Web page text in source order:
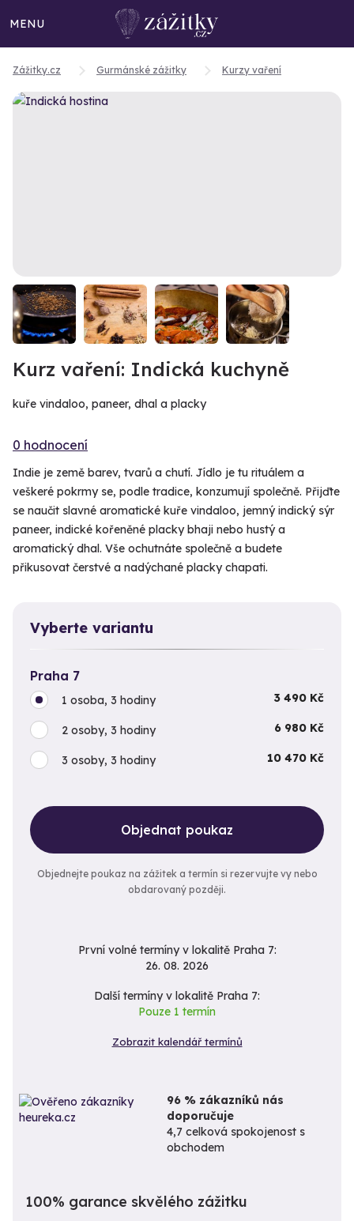
MENU
Zážitky.cz Gurmánské zážitky Kurzy vaření
Kurz vaření: Indická kuchyně
kuře vindaloo, paneer, dhal a placky
0 hodnocení
Indie je země barev, tvarů a chutí. Jídlo je tu rituálem a
veškeré pokrmy se, podle tradice, konzumují společně. Přijďte
se naučit slavné aromatické kuře vindaloo, jemný indický sýr
paneer, indické kořeněné placky bhaji nebo hustý a
aromatický dhal. Vše ochutnáte společně a budete
přikusovat čerstvé a nadýchané placky chapati.
Vyberte variantu
Praha 7
1 osoba, 3 hodiny 3 490 Kč
2 osoby, 3 hodiny 6 980 Kč
3 osoby, 3 hodiny 10 470 Kč
Objednat poukaz
Objednejte poukaz na zážitek a termín si rezervujte vy nebo
obdarovaný později.
První volné termíny v lokalitě Praha 7:
26. 08. 2026
Další termíny v lokalitě Praha 7:
Pouze 1 termín
Zobrazit kalendář termínů
96 % zákazníků nás
doporučuje
4,7 celková spokojenost s
obchodem
100% garance skvělého zážitku